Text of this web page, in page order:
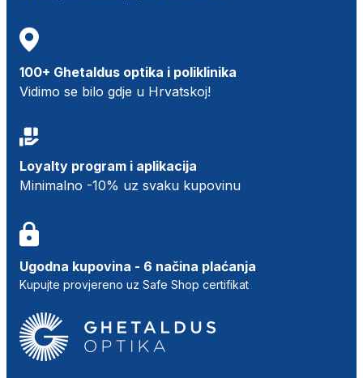
100+ Ghetaldus optika i poliklinika
Vidimo se bilo gdje u Hrvatskoj!
Loyalty program i aplikacija
Minimalno -10% uz svaku kupovinu
Ugodna kupovina - 6 načina plaćanja
Kupujte provjereno uz Safe Shop certifikat